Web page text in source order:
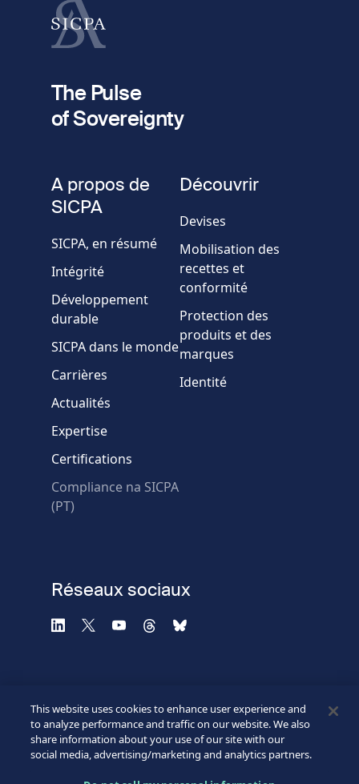
The Pulse
of Sovereignty
A propos de
SICPA
SICPA, en résumé
Intégrité
Développement
durable
SICPA dans le monde
Carrières
Actualités
Expertise
Certifications
Compliance na SICPA
(PT)
Découvrir
Devises
Mobilisation des
recettes et
conformité
Protection des
produits et des
marques
Identité
Réseaux sociaux
©2026 SICPA HOLDING SA.
This website uses cookies to enhance user experience and
to analyze performance and traffic on our website. We also
share information about your use of our site with our
social media, advertising/marketing and analytics partners.